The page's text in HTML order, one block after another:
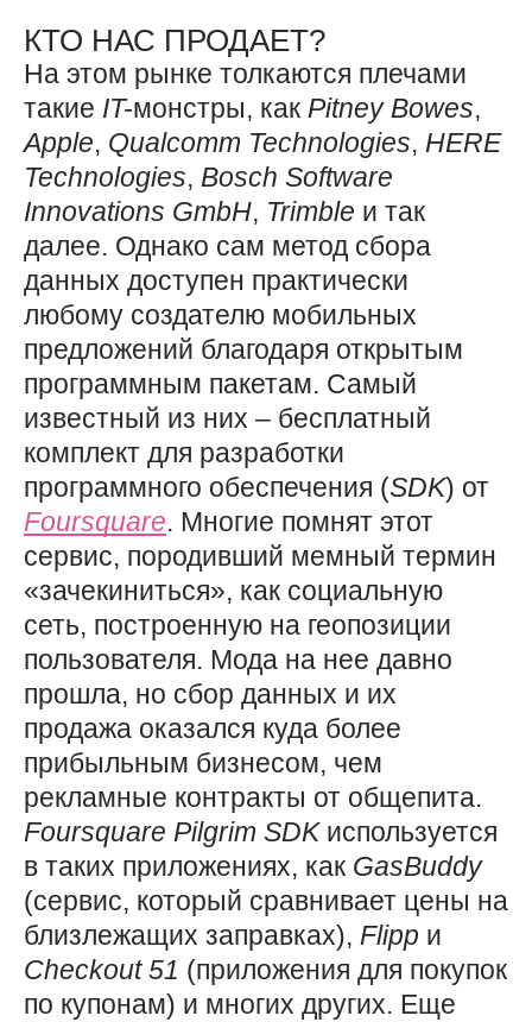
КТО НАС ПРОДАЕТ?
На этом рынке толкаются плечами
такие IT-монстры, как Pitney Bowes,
Apple, Qualcomm Technologies, HERE
Technologies, Bosch Software
Innovations GmbH, Trimble и так
далее. Однако сам метод сбора
данных доступен практически
любому создателю мобильных
предложений благодаря открытым
программным пакетам. Самый
известный из них – бесплатный
комплект для разработки
программного обеспечения (SDK) от
Foursquare. Многие помнят этот
сервис, породивший мемный термин
«зачекиниться», как социальную
сеть, построенную на геопозиции
пользователя. Мода на нее давно
прошла, но сбор данных и их
продажа оказался куда более
прибыльным бизнесом, чем
рекламные контракты от общепита.
Foursquare Pilgrim SDK используется
в таких приложениях, как GasBuddy
(сервис, который сравнивает цены на
близлежащих заправках), Flipp и
Checkout 51 (приложения для покупок
по купонам) и многих других. Еще